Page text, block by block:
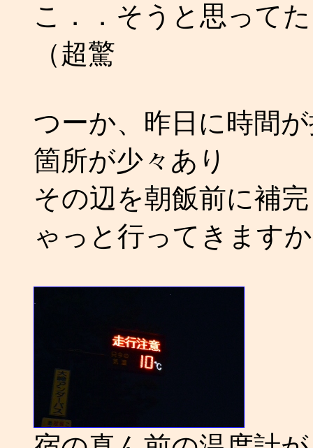
こ．．そうと思って
（超驚
つーか、昨日に時間
箇所が少々あり
その辺を朝飯前に補
ゃっと行ってきます